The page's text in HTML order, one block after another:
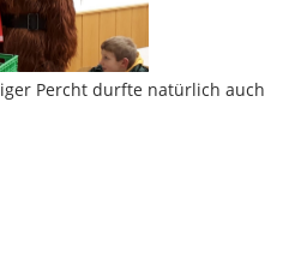
Percht durfte natürlich auch